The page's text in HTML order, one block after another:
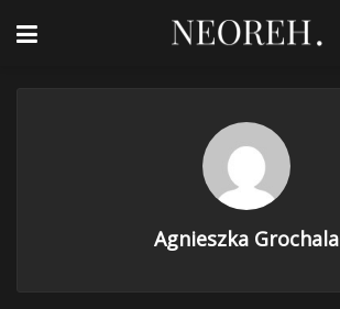
Agnieszka Grochala